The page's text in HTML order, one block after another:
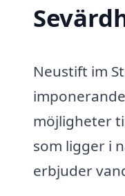
Neustift im
möjligheter
som ligger i
erbjuder